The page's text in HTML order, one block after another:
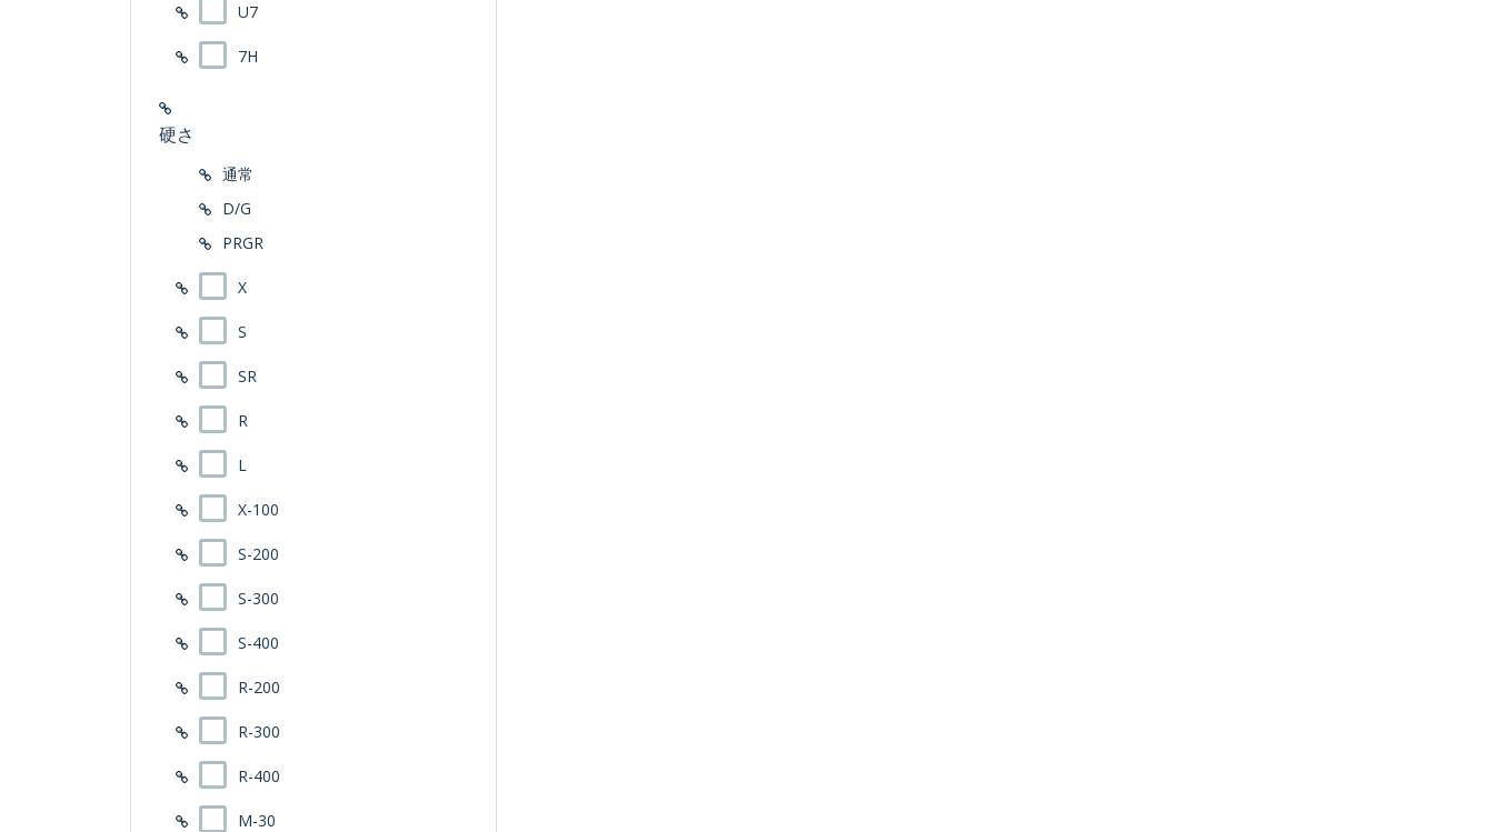
U7
7H
硬さ
通常
D/G
PRGR
X
S
SR
R
L
X-100
S-200
S-300
S-400
R-200
R-300
R-400
M-30